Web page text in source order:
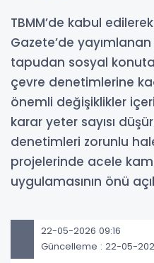
TBMM’de kabul
Gazete’de
tapudan sosyal
çevre denetimlerine
önemli değişiklikler
karar yeter sayısı
denetimleri zorunlu
projelerinde acele
uygulamasının önü
22-05-2026 09:16
Güncelleme : 22-05-